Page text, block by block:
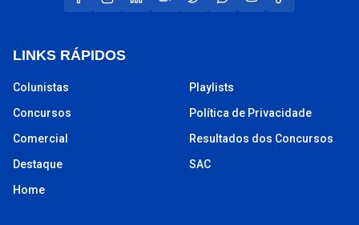
LINKS RÁPIDOS
Colunistas
Concursos
Comercial
Destaque
Home
Playlists
Política de Privacidade
Resultados dos Concursos
SAC